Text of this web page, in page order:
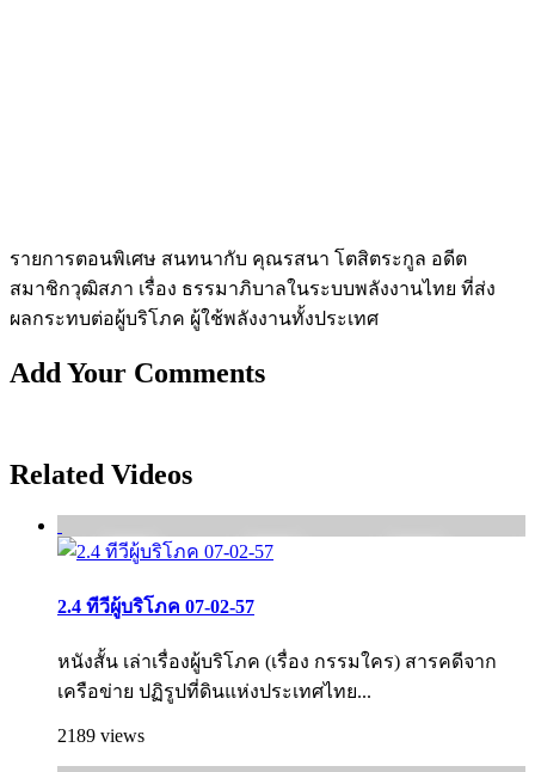
รายการตอนพิเศษ สนทนากับ คุณรสนา โตสิตระกูล อดีต
สมาชิกวุฒิสภา เรื่อง ธรรมาภิบาลในระบบพลังงานไทย ที่ส่ง
ผลกระทบต่อผู้บริโภค ผู้ใช้พลังงานทั้งประเทศ
Add Your Comments
Related Videos
2.4 ทีวีผู้บริโภค 07-02-57
หนังสั้น เล่าเรื่องผู้บริโภค (เรื่อง กรรมใคร) สารคดีจาก
เครือข่าย ปฏิรูปที่ดินแห่งประเทศไทย...
2189 views